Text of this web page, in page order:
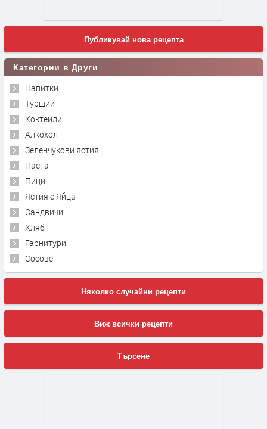
Публикувай нова рецепта
Категории в Други
Напитки
Туршии
Коктейли
Алкохол
Зеленчукови ястия
Паста
Пици
Ястия с Яйца
Сандвичи
Хляб
Гарнитури
Сосове
Няколко случайни рецепти
Виж всички рецепти
Търсене